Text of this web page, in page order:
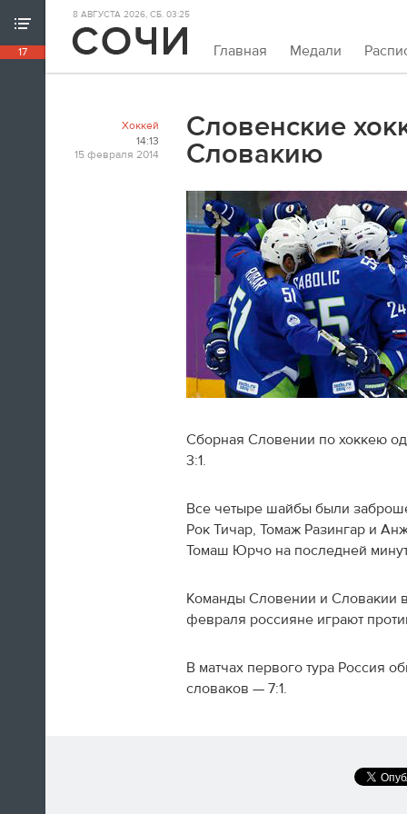
17
ХРОНИКА ИГР
18:39
Я признаюсь, в ходе церемонии
закрытия заплакал. По хоккею.
Швед Эрик Карлссон (символическая
сборная хоккейного турнира) на пути из
8 АВГУСТА 2026, СБ. 03:25
Главная Медали
Хоккей
14:13
15 февраля 2014
Словенские
Словакию
Сборная Словении по хоккею
3:1.
Все четыре шайбы были
Рок Тичар, Томаж Разингар и
Томаш Юрчо на последней
Команды Словении и Словакии
февраля россияне играют
В матчах первого тура Россия
словаков — 7:1.